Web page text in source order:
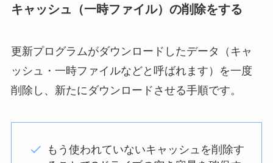
キャッシュ（一時ファイル）の削除をする
更新プログラムがダウンロードしたデータ（キャ
ッシュ・一時ファイルなどと呼ばれます）を一度
削除し、新たにダウンロードさせる手順です。
もう使われていないキャッシュを削除す